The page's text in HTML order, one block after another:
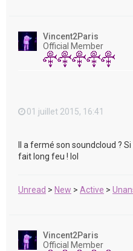
Vincent2Paris
Official Member
01 juillet 2015, 16:41
Il a fermé son soundcloud ?
fait long feu ! lol
Unread > New > Active >
Vincent2Paris
Official Member